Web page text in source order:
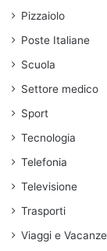
Pizzaiolo
Poste Italiane
Scuola
Settore medico
Sport
Tecnologia
Telefonia
Televisione
Trasporti
Viaggi e Vacanze